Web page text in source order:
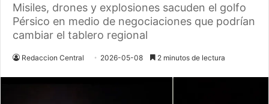
Misiles, drones y explosiones sacuden el golfo
Pérsico en medio de negociaciones que podrían
cambiar el tablero regional
Redaccion Central 2026-05-08 2 minutos de lectura